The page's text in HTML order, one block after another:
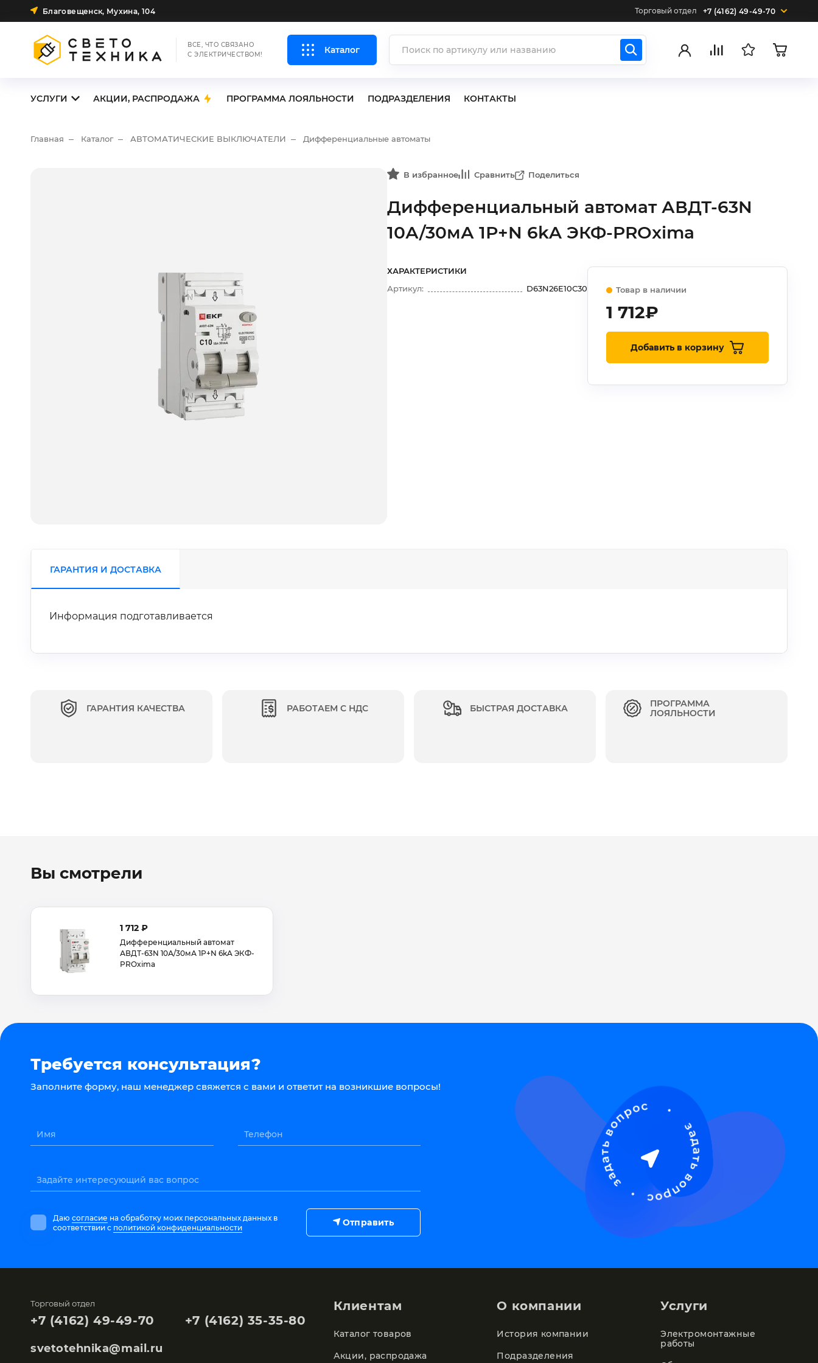
Благовещенск, Мухина, 104 Торговый отдел +7 (4162) 49-49-70
ВСЕ, ЧТО СВЯЗАНО
С ЭЛЕКТРИЧЕСТВОМ!
Каталог
УСЛУГИ АКЦИИ, РАСПРОДАЖА ПРОГРАММА ЛОЯЛЬНОСТИ ПОДРАЗДЕЛЕНИЯ КОНТАКТЫ
Главная Каталог АВТОМАТИЧЕСКИЕ ВЫКЛЮЧАТЕЛИ Дифференциальные автоматы
В избранное Сравнить Поделиться
Дифференциальный автомат АВДТ-63N
10А/30мА 1Р+N 6kA ЭКФ-PROxima
ХАРАКТЕРИСТИКИ
Артикул:
D63N26E10C30 Товар в наличии
1 712₽
Добавить в корзину
ГАРАНТИЯ И ДОСТАВКА
Информация подготавливается
ГАРАНТИЯ КАЧЕСТВА РАБОТАЕМ С НДС БЫСТРАЯ ДОСТАВКА
ПРОГРАММА
ЛОЯЛЬНОСТИ
Вы смотрели
1 712 ₽
Дифференциальный автомат
АВДТ-63N 10А/30мА 1Р+N 6kA ЭКФ-
PROxima
Требуется консультация?
Заполните форму, наш менеджер свяжется с вами и ответит на возникшие вопросы!
Имя Телефон
Задайте интересующий вас вопрос
Даю согласие на обработку моих персональных данных в
соответствии с политикой конфиденциальности Отправить
Торговый отдел
+7 (4162) 49-49-70 +7 (4162) 35-35-80
svetotehnika@mail.ru
Клиентам
Каталог товаров
Акции, распродажа
О компании
История компании
Подразделения
Услуги
Электромонтажные
работы